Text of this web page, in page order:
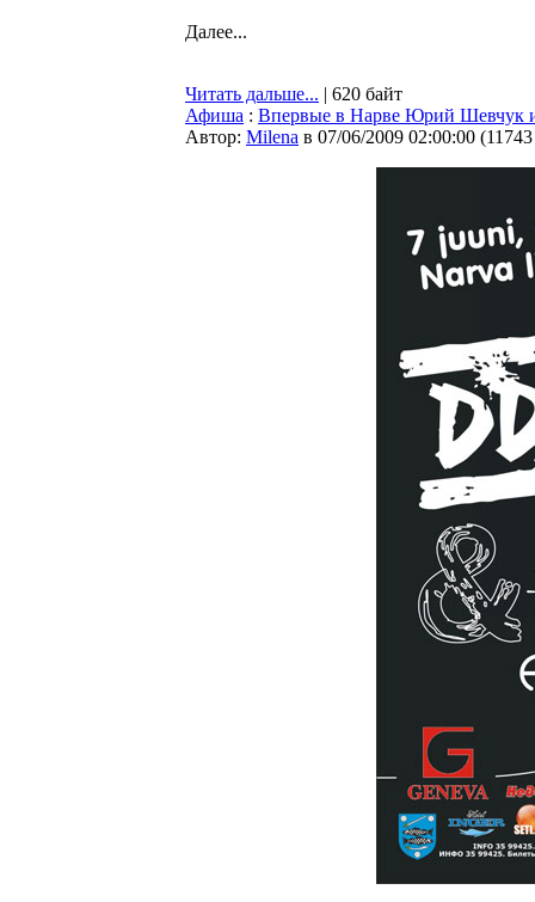
Далее...
Читать дальше... | 620 байт
Афиша : Впервые в Нарве Юрий Шевчук
Автор: Milena в 07/06/2009 02:00:00 (